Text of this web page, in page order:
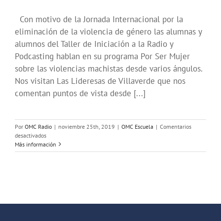
Con motivo de la Jornada Internacional por la
eliminación de la violencia de género las alumnas y
alumnos del Taller de Iniciación a la Radio y
Podcasting hablan en su programa Por Ser Mujer
sobre las violencias machistas desde varios ángulos.
Nos visitan Las Lideresas de Villaverde que nos
comentan puntos de vista desde [...]
Por OMC Radio | noviembre 25th, 2019 | OMC Escuela | Comentarios
desactivadosen
Por
Ser
Más información